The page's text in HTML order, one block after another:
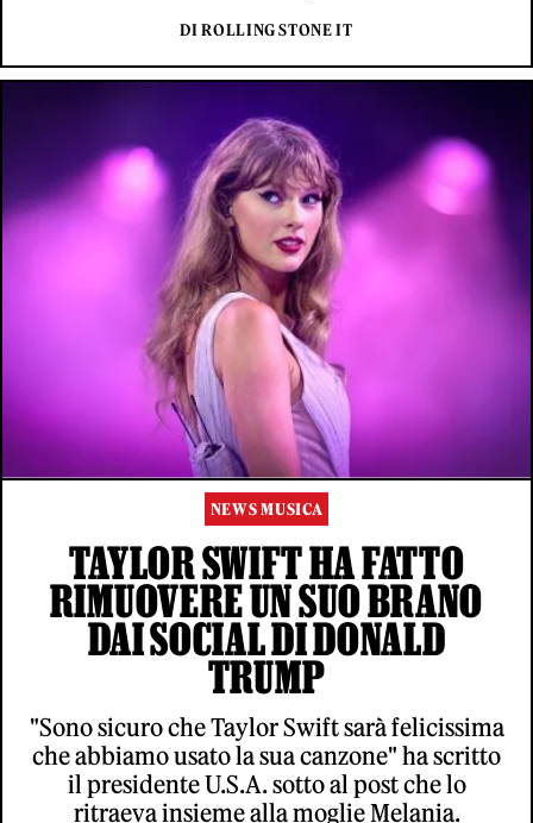
DI ROLLING STONE IT
NEWS MUSICA
TAYLOR SWIFT HA FATTO
RIMUOVERE UN SUO BRANO
DAI SOCIAL DI DONALD
TRUMP
"Sono sicuro che Taylor Swift sarà felicissima
che abbiamo usato la sua canzone" ha scritto
il presidente U.S.A. sotto al post che lo
ritraeva insieme alla moglie Melania.